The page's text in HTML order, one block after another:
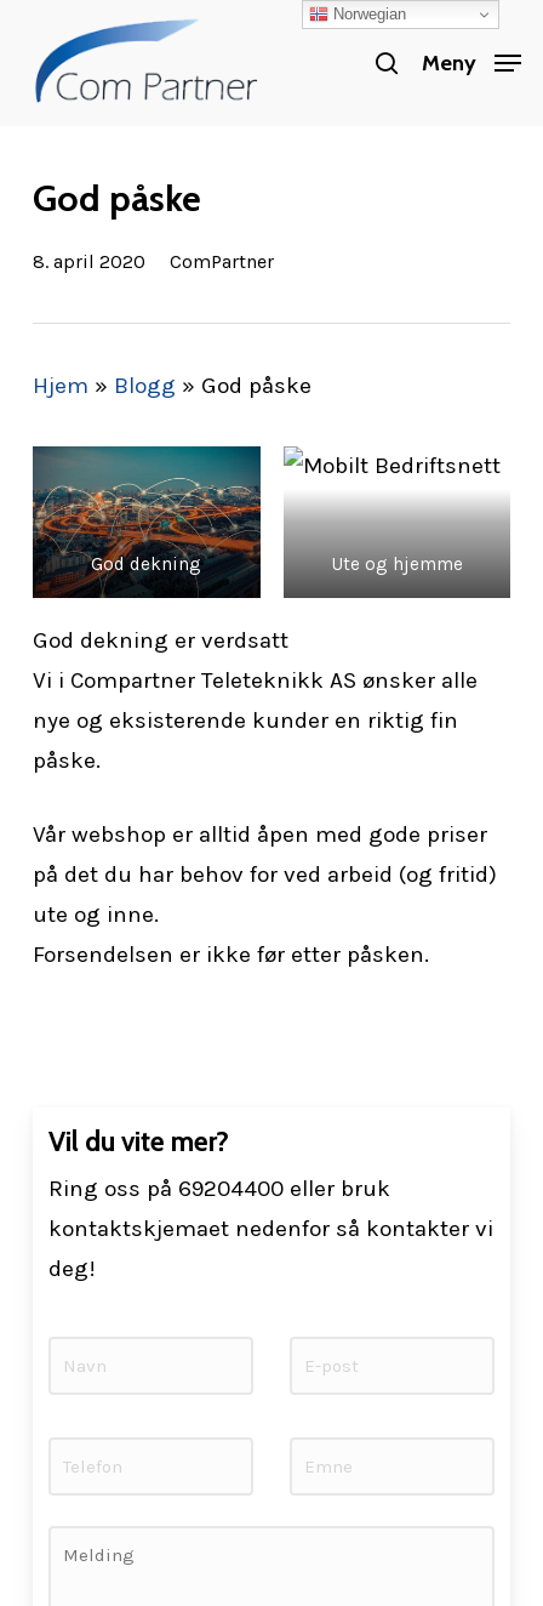
main
search
Meny
God påske
8. april 2020 ComPartner
Hjem » Blogg » God påske
God dekning Ute og hjemme
God dekning er verdsatt
Vi i Compartner Teleteknikk AS ønsker alle
nye og eksisterende kunder en riktig fin
påske.
Vår webshop er alltid åpen med gode priser
på det du har behov for ved arbeid (og fritid)
ute og inne.
Forsendelsen er ikke før etter påsken.
Vil du vite mer?
Ring oss på 69204400 eller bruk
kontaktskjemaet nedenfor så kontakter vi
deg!
Close
Norwegian